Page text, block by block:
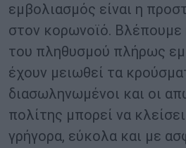
εμβολιασμός είναι η
στον κορωνοϊό. Βλέπουμε
του πληθυσμού πλήρως
έχουν μειωθεί τα
διασωληνωμένοι και οι
πολίτης μπορεί να
γρήγορα, εύκολα και με